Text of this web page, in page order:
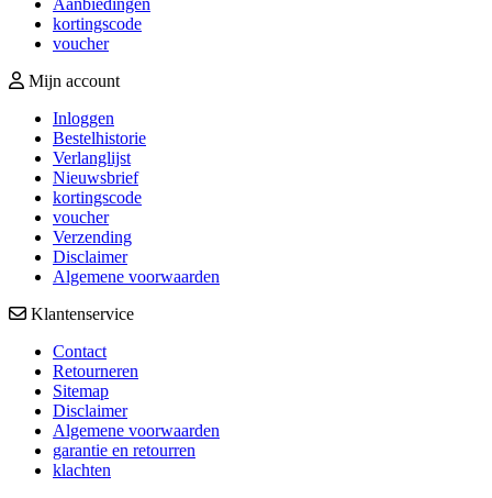
kortingscode
voucher
Mijn account
Inloggen
Bestelhistorie
Verlanglijst
Nieuwsbrief
kortingscode
voucher
Verzending
Disclaimer
Algemene voorwaarden
Klantenservice
Contact
Retourneren
Sitemap
Disclaimer
Algemene voorwaarden
garantie en retourren
klachten